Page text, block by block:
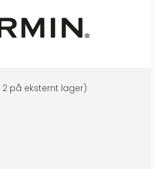
2 på eksternt lager)